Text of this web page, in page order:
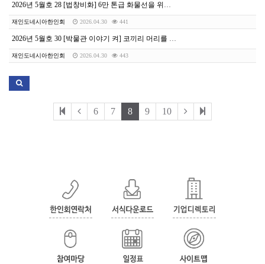
2026년 5월호 28 [법창비화] 6만 톤급 화물선을 위해 희생양이 된 선장 | 이승민 변호사
재인도네시아한인회 2026.04.30 441
2026년 5월호 30 [박물관 이야기 켜] 코끼리 머리를 한 신, 모든 문을 열어주다 | 양범은 도슨트
재인도네시아한인회 2026.04.30 443
6 7 8 9 10